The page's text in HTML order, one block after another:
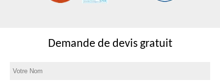
Demande de devis gratuit